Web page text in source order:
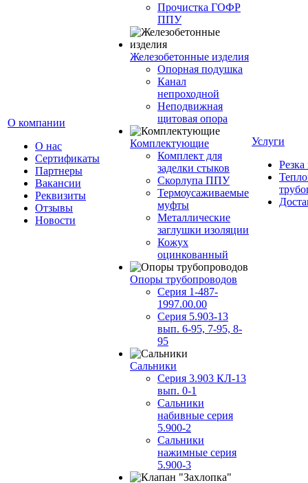
О компании
О нас
Сертификаты
Партнеры
Вакансии
Реквизиты
Отзывы
Новости
Прочистка ГОФР
ППУ
Железобетонные изделия
Опорная подушка
Канал
непроходной
Неподвижная
щитовая опора
Комплектующие
Комплект для
заделки стыков
Скорлупа ППУ
Термоусаживаемые
муфты
Металлические
заглушки изоляции
Кожух
оцинкованный
Опоры трубопроводов
Серия 1-487-
1997.00.00
Серия 5.903-13
вып. 6-95, 7-95, 8-
95
Сальники
Серия 3.903 КЛ-13
вып. 0-1
Сальники
набивные серия
5.900-2
Сальники
нажимные серия
5.900-3
Услуги
Резка